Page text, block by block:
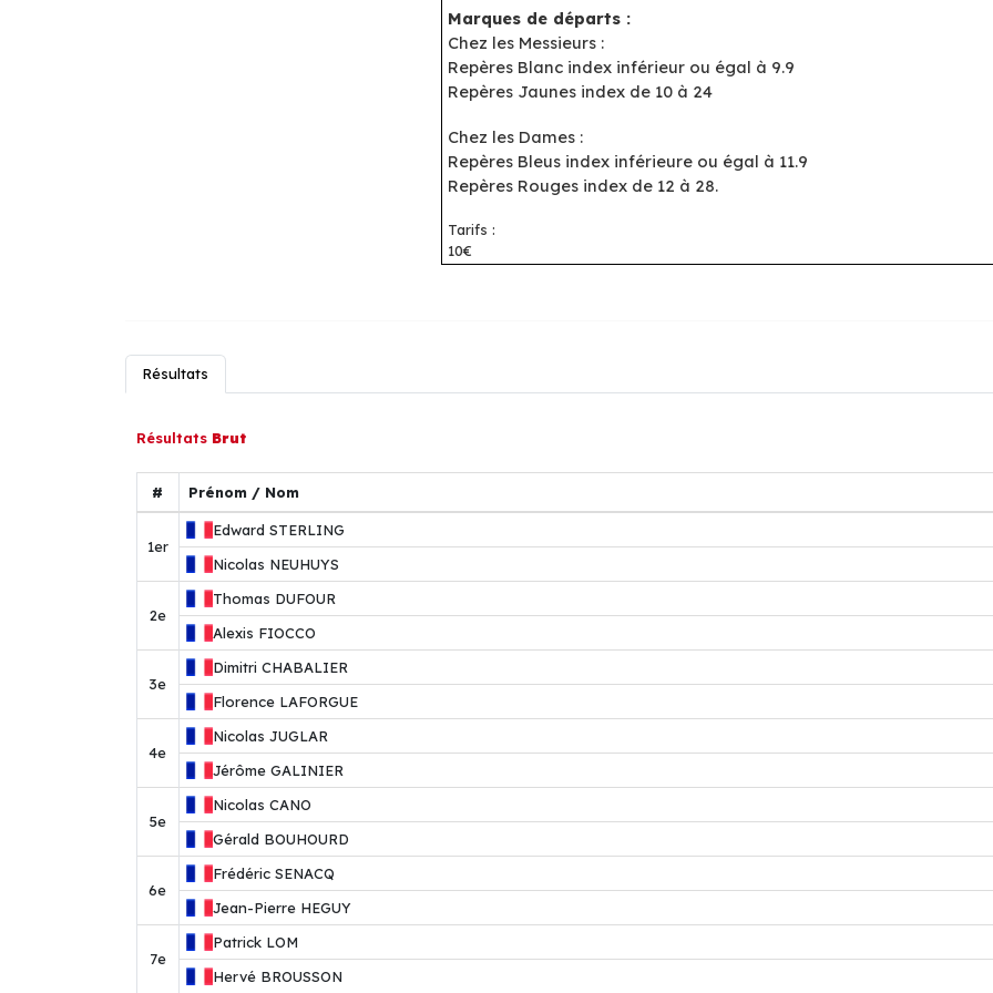
Marques de départs :
Chez les Messieurs :
Repères Blanc index inférieur ou égal à 9.9
Repères Jaunes index de 10 à 24
Chez les Dames :
Repères Bleus index inférieure ou égal à 11.9
Repères Rouges index de 12 à 28.
Tarifs :
10€
Résultats
Résultats Brut
# Prénom / Nom
1er
Edward STERLING
Nicolas NEUHUYS
2e
Thomas DUFOUR
Alexis FIOCCO
3e
Dimitri CHABALIER
Florence LAFORGUE
4e
Nicolas JUGLAR
Jérôme GALINIER
5e
Nicolas CANO
Gérald BOUHOURD
6e
Frédéric SENACQ
Jean-Pierre HEGUY
7e
Patrick LOM
Hervé BROUSSON